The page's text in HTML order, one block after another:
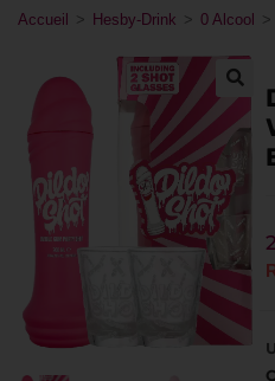
Accueil > Hesby-Drink > 0 Alcool >